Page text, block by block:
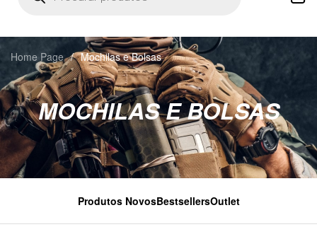
MOCHILAS E BOLSAS
Home Page / Mochilas e Bolsas
Produtos NovosBestsellersOutlet